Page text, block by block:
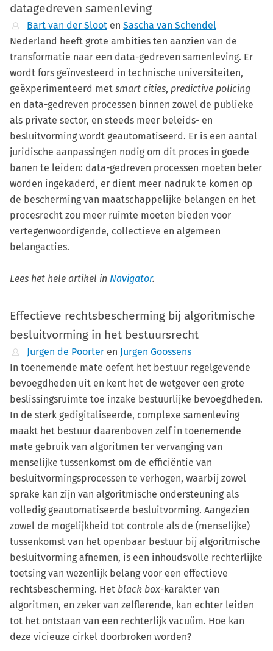
datagedreven samenleving
Bart van der Slooten Sascha van Schendel
Nederland heeft grote ambities ten aanzien van de
transformatie naar een data-gedreven samenleving. Er
wordt fors geïnvesteerd in technische universiteiten,
geëxperimenteerd met smart cities, predictive policing
en data-gedreven processen binnen zowel de publieke
als private sector, en steeds meer beleids- en
besluitvorming wordt geautomatiseerd. Er is een aantal
juridische aanpassingen nodig om dit proces in goede
banen te leiden: data-gedreven processen moeten beter
worden ingekaderd, er dient meer nadruk te komen op
de bescherming van maatschappelijke belangen en het
procesrecht zou meer ruimte moeten bieden voor
vertegenwoordigende, collectieve en algemeen
belangacties.
Lees het hele artikel in Navigator.
Effectieve rechtsbescherming bij algoritmische
besluitvorming in het bestuursrecht
Jurgen de Poorteren Jurgen Goossens
In toenemende mate oefent het bestuur regelgevende
bevoegdheden uit en kent het de wetgever een grote
beslissingsruimte toe inzake bestuurlijke bevoegdheden.
In de sterk gedigitaliseerde, complexe samenleving
maakt het bestuur daarenboven zelf in toenemende
mate gebruik van algoritmen ter vervanging van
menselijke tussenkomst om de efficiëntie van
besluitvormingsprocessen te verhogen, waarbij zowel
sprake kan zijn van algoritmische ondersteuning als
volledig geautomatiseerde besluitvorming. Aangezien
zowel de mogelijkheid tot controle als de (menselijke)
tussenkomst van het openbaar bestuur bij algoritmische
besluitvorming afnemen, is een inhoudsvolle rechterlijke
toetsing van wezenlijk belang voor een effectieve
rechtsbescherming. Het black box-karakter van
algoritmen, en zeker van zelflerende, kan echter leiden
tot het ontstaan van een rechterlijk vacuüm. Hoe kan
deze vicieuze cirkel doorbroken worden?